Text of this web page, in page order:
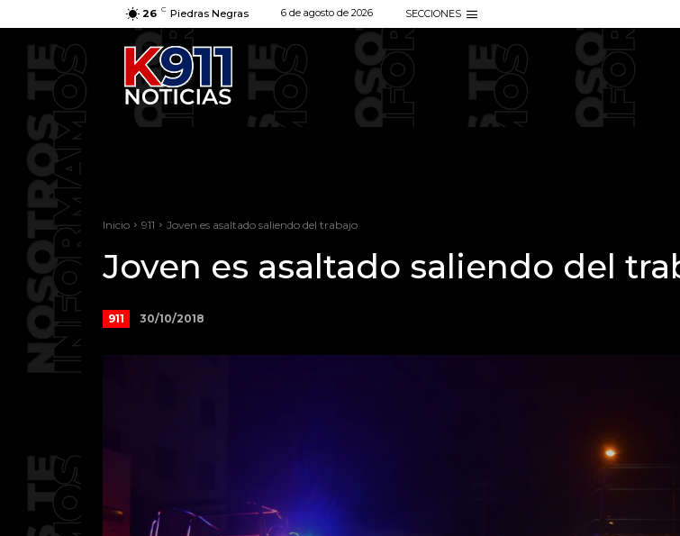
26 C Piedras Negras 6 de agosto de 2026 SECCIONES
Inicio 911 Joven es asaltado saliendo del trabajo
Joven es asaltado saliendo del
911 30/10/2018